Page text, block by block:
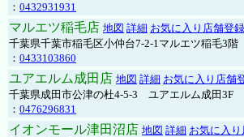
： 0432931931
マルエツ稲毛店 地図 詳細 お気に入り店舗登録
千葉県千葉市稲毛区小仲台7-2-1マルエツ稲毛3階
： 0433103860
ユアエルム成田店 地図 詳細 お気に入り店舗
千葉県成田市公津の杜4-5-3 ユアエルム成田3F
： 0476296831
イオンモール津田沼店 地図 詳細 お気に入